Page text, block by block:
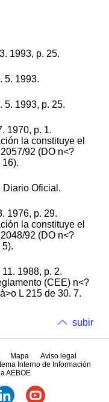
1993, p. 25.
5. 1993.
5. 1993, p. 25.
1970, p. 1.
la constituye el
92 (DO n<?
16).
Diario Oficial.
1976, p. 29.
la constituye el
92 (DO n<?
1988, p. 2.
(CEE) n<?
L 215 de 30. 7.
subir
Mapa
Aviso legal
Interno de Información
AEBOE